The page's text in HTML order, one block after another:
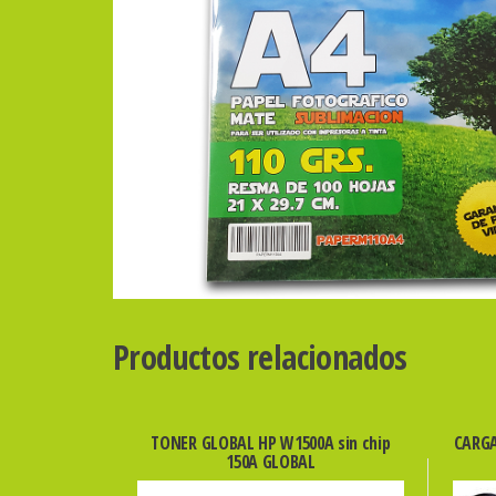
Productos relacionados
TONER GLOBAL HP W1500A sin chip
150A GLOBAL